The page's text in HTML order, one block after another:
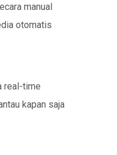
manual
otomatis
real-time
kapan saja